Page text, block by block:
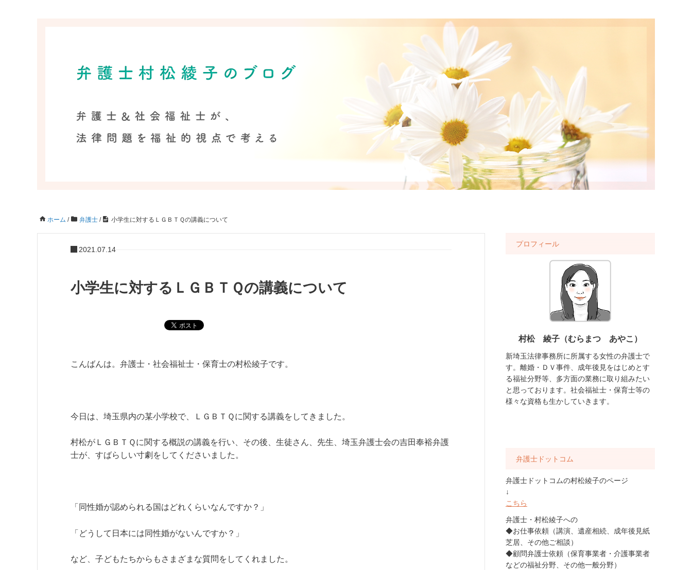
ホーム / 弁護士 / 小学生に対するＬＧＢＴＱの講義について
2021.07.14
小学生に対するＬＧＢＴＱの講義について
こんばんは。弁護士・社会福祉士・保育士の村松綾子です。
今日は、埼玉県内の某小学校で、ＬＧＢＴＱに関する講義をしてきました。
村松がＬＧＢＴＱに関する概説の講義を行い、その後、生徒さん、先生、埼玉弁護士会の吉田奉裕弁護
士が、すばらしい寸劇をしてくださいました。
「同性婚が認められる国はどれくらいなんですか？」
「どうして日本には同性婚がないんですか？」
など、子どもたちからもさまざまな質問をしてくれました。
プロフィール
村松 綾子（むらまつ あやこ）
新埼玉法律事務所に所属する女性の弁護士で
す。離婚・ＤＶ事件、成年後見をはじめとす
る福祉分野等、多方面の業務に取り組みたい
と思っております。社会福祉士・保育士等の
様々な資格も生かしていきます。
弁護士ドットコム
弁護士ドットコムの村松綾子のページ
↓
こちら
弁護士・村松綾子への
◆お仕事依頼（講演、遺産相続、成年後見紙
芝居、その他ご相談）
◆顧問弁護士依頼（保育事業者・介護事業者
などの福祉分野、その他一般分野）